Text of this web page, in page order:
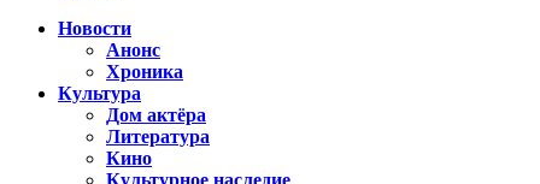
Новости
Анонс
Хроника
Культура
Дом актёра
Литература
Кино